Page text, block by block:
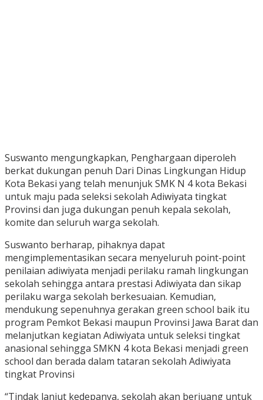
Suswanto mengungkapkan, Penghargaan diperoleh
berkat dukungan penuh Dari Dinas Lingkungan Hidup
Kota Bekasi yang telah menunjuk SMK N 4 kota Bekasi
untuk maju pada seleksi sekolah Adiwiyata tingkat
Provinsi dan juga dukungan penuh kepala sekolah,
komite dan seluruh warga sekolah.
Suswanto berharap, pihaknya dapat
mengimplementasikan secara menyeluruh point-point
penilaian adiwiyata menjadi perilaku ramah lingkungan
sekolah sehingga antara prestasi Adiwiyata dan sikap
perilaku warga sekolah berkesuaian. Kemudian,
mendukung sepenuhnya gerakan green school baik itu
program Pemkot Bekasi maupun Provinsi Jawa Barat dan
melanjutkan kegiatan Adiwiyata untuk seleksi tingkat
anasional sehingga SMKN 4 kota Bekasi menjadi green
school dan berada dalam tataran sekolah Adiwiyata
tingkat Provinsi
“Tindak lanjut kedepanya, sekolah akan berjuang untuk